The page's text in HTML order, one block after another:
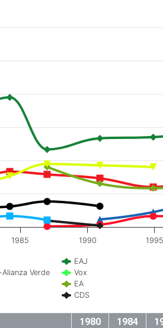
EAJ
Verde
Vox
EA
CDS
1985 1990 1995
1980 1984